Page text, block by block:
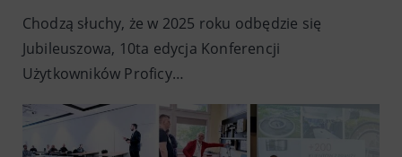
Chodzą słuchy, że w 2025 roku odbędzie się
Jubileuszowa, 10ta edycja Konferencji
Użytkowników Proficy…